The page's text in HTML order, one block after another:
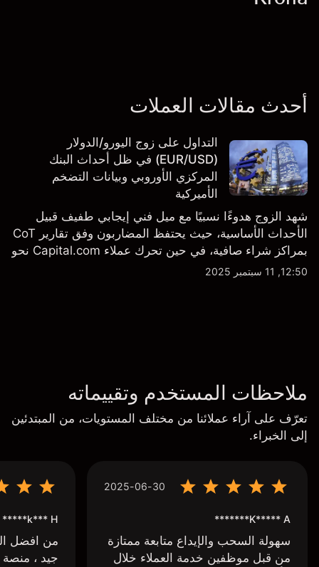
أحدث مقالات العملات
التداول على زوج اليورو/الدولار
(EUR/USD) في ظل أحداث البنك
المركزي الأوروبي وبيانات التضخم
الأميركية
شهد الزوج هدوءًا نسبيًا مع ميل فني إيجابي طفيف قبيل
الأحداث الأساسية، حيث يحتفظ المضاربون وفق تقارير CoT
بمراكز شراء صافية، في حين تحرك عملاء Capital.com نحو
الحياد.
12:50, 11 سبتمبر 2025
ملاحظات المستخدم وتقييماته
تعرّف على آراء عملائنا من مختلف المستويات، من المبتدئين
إلى الخبراء.
2025-06-30
K***** A*******
سهولة السحب والإيداع متابعة ممتازة
من قبل موظفين خدمة العملاء خلال
k*** H*****
من افضل
جيد ،